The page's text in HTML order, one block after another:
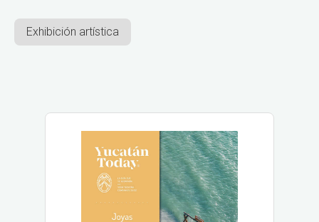
Exhibición artística